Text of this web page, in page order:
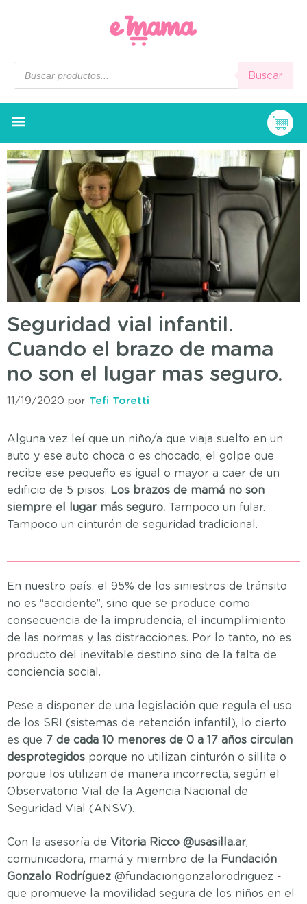
Buscar
Seguridad vial infantil.
Cuando el brazo de mama
no son el lugar mas seguro.
11/19/2020 por Tefi Toretti
Alguna vez leí que un niño/a que viaja suelto en un
auto y ese auto choca o es chocado, el golpe que
recibe ese pequeño es igual o mayor a caer de un
edificio de 5 pisos. Los brazos de mamá no son
siempre el lugar más seguro. Tampoco un fular.
Tampoco un cinturón de seguridad tradicional.
En nuestro país, el 95% de los siniestros de tránsito
no es “accidente”, sino que se produce como
consecuencia de la imprudencia, el incumplimiento
de las normas y las distracciones. Por lo tanto, no es
producto del inevitable destino sino de la falta de
conciencia social.
Pese a disponer de una legislación que regula el uso
de los SRI (sistemas de retención infantil), lo cierto
es que 7 de cada 10 menores de 0 a 17 años circulan
desprotegidos porque no utilizan cinturón o sillita o
porque los utilizan de manera incorrecta, según el
Observatorio Vial de la Agencia Nacional de
Seguridad Vial (ANSV).
Con la asesoría de Vitoria Ricco @usasilla.ar,
comunicadora, mamá y miembro de la Fundación
Gonzalo Rodríguez @fundaciongonzalorodriguez -
que promueve la movilidad segura de los niños en el